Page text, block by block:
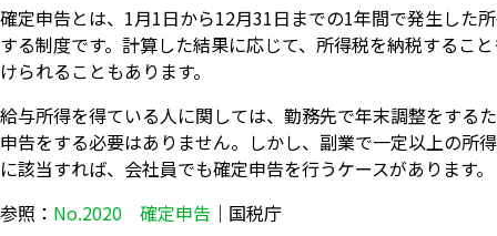
確定申告とは、1月1日から12月31日までの1年間で発生した
する制度です。計算した結果に応じて、所得税を納税するこ
けられることもあります。
給与所得を得ている人に関しては、勤務先で年末調整をする
申告をする必要はありません。しかし、副業で一定以上の所
に該当すれば、会社員でも確定申告を行うケースがあります。
参照： No.2020 確定申告 ｜国税庁